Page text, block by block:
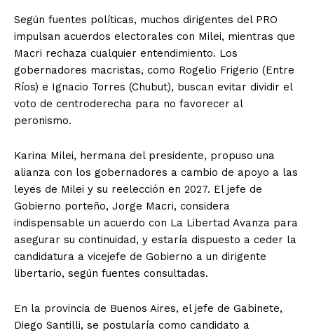
Según fuentes políticas, muchos dirigentes del PRO
impulsan acuerdos electorales con Milei, mientras que
Macri rechaza cualquier entendimiento. Los
gobernadores macristas, como Rogelio Frigerio (Entre
Ríos) e Ignacio Torres (Chubut), buscan evitar dividir el
voto de centroderecha para no favorecer al
peronismo.
Karina Milei, hermana del presidente, propuso una
alianza con los gobernadores a cambio de apoyo a las
leyes de Milei y su reelección en 2027. El jefe de
Gobierno porteño, Jorge Macri, considera
indispensable un acuerdo con La Libertad Avanza para
asegurar su continuidad, y estaría dispuesto a ceder la
candidatura a vicejefe de Gobierno a un dirigente
libertario, según fuentes consultadas.
En la provincia de Buenos Aires, el jefe de Gabinete,
Diego Santilli, se postularía como candidato a